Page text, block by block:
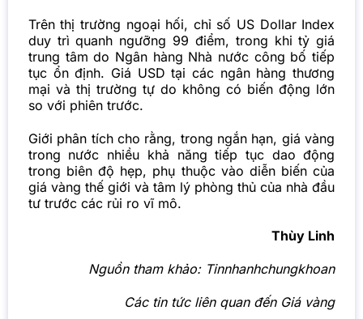
Trên thị trường ngoại hối, chỉ số US Dollar Index
duy trì quanh ngưỡng 99 điểm, trong khi tỷ giá
trung tâm do Ngân hàng Nhà nước công bố tiếp
tục ổn định. Giá USD tại các ngân hàng thương
mại và thị trường tự do không có biến động lớn
so với phiên trước.
Giới phân tích cho rằng, trong ngắn hạn, giá vàng
trong nước nhiều khả năng tiếp tục dao động
trong biên độ hẹp, phụ thuộc vào diễn biến của
giá vàng thế giới và tâm lý phòng thủ của nhà đầu
tư trước các rủi ro vĩ mô.
Thùy Linh
Nguồn tham khảo: Tinnhanhchungkhoan
Các tin tức liên quan đến Giá vàng